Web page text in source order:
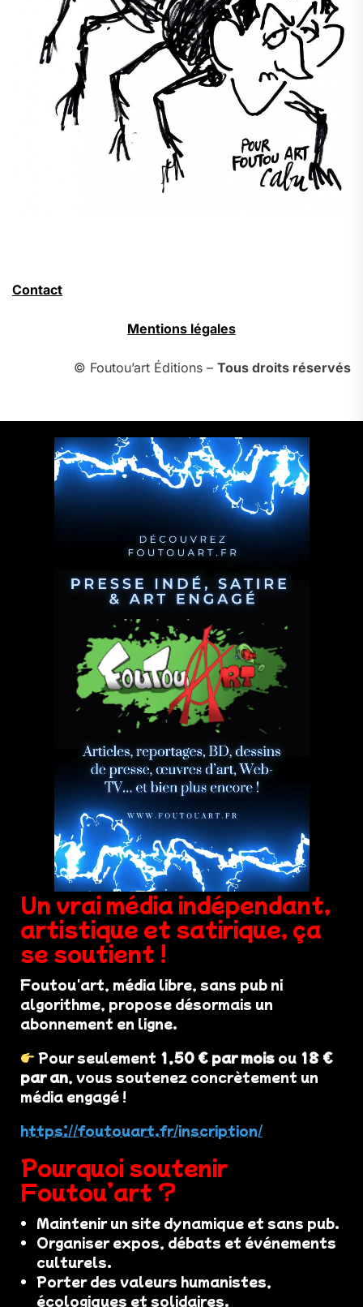
Contact
Mentions légales
© Foutou’art Éditions – Tous droits réservés
Un vrai média indépendant,
artistique et satirique, ça
se soutient !
Foutou'art, média libre, sans pub ni
algorithme, propose désormais un
abonnement en ligne.
Pour seulement 1,50 € par mois ou 18 €
par an, vous soutenez concrètement un
média engagé !
https://foutouart.fr/inscription/
Pourquoi soutenir
Foutou’art ?
Maintenir un site dynamique et sans pub.
Organiser expos, débats et événements
culturels.
Porter des valeurs humanistes,
écologiques et solidaires.